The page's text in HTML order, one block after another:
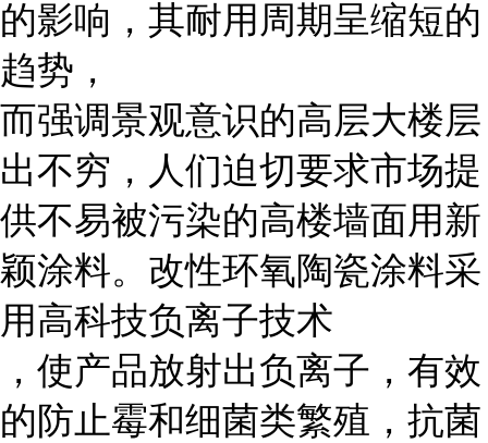
的影响，其耐用周期呈缩短的
趋势，
而强调景观意识的高层大楼层
出不穷，人们迫切要求市场提
供不易被污染的高楼墙面用新
颖涂料。改性环氧陶瓷涂料采
用高科技负离子技术
，使产品放射出负离子，有效
的防止霉和细菌类繁殖，抗菌